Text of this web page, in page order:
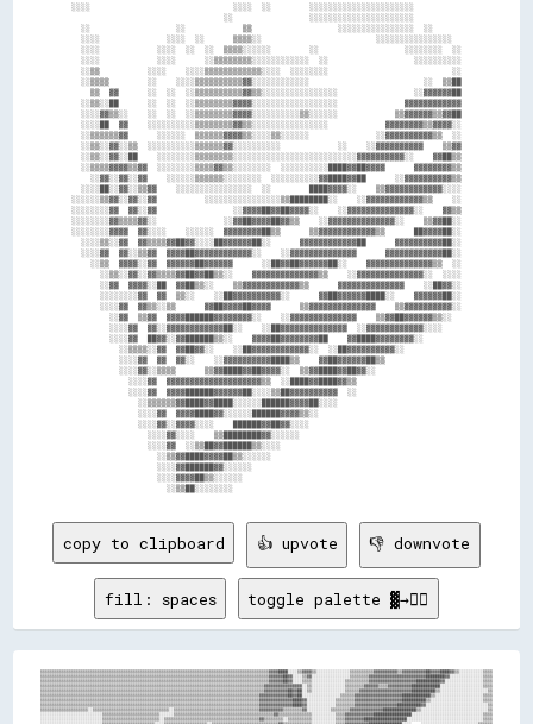
░░░░                              ░░░░  ░░        ░░░░░░░░░░░░░░░░░░░░░░
                                ░░                ░░░░░░░░░░░░░░░░░░░░░░
  ░░                  ░░            ▒▒                  ░░░░░░░░░░░░░░░░  ░░
  ░░░░              ░░░░  ░░      ▒▒▒▒░░                        ░░░░░░░░░░░░░░░░
  ░░░░            ░░░░  ░░  ░░  ▒▒▒▒░░░░░░        ░░                  ░░░░░░░░  ░░
  ░░░░            ░░░░      ░░▒▒▒▒▒▒▒▒░░░░░░░░░░░░  ░░                  ░░░░░░░░░░
  ░░▒▒          ░░░░    ░░░░▒▒▒▒▒▒▒▒▒▒▒▒░░░░  ░░░░░░░░                          ░░
  ░░▒▒▒▒        ░░    ░░░░▒▒▒▒▒▒▒▒▒▒▓▓░░░░░░░░░░░░                        ░░  ▒▒██
    ▒▒  ▓▓      ░░  ░░  ░░▒▒▒▒▒▒▒▒▒▒▓▓▒▒░░░░░░░░░░░░░░░░                ░░▓▓▓▓▓▓██
  ░░▒▒░░██      ░░  ░░  ░░▒▒▒▒▒▒▒▒▓▓▓▓░░░░░░░░░░░░░░░░░░              ▓▓▓▓▓▓▓▓▓▓▓▓
  ░░░░▓▓▒▒░░    ░░  ░░  ░░▒▒▒▒▒▒▒▒▓▓▓▓░░░░░░░░░░▒▒░░░░░░            ▒▒▓▓▓▓▓▓▒▒▓▓██
  ░░░░██  ▓▓    ░░░░░░░░░░▒▒▒▒▒▒▒▒▓▓▒▒░░░░░░░░░░░░░░░░            ▓▓▓▓▓▓▓▓▒▒▓▓▓▓░░
  ░░▒▒▒▒▒▒▓▓      ░░░░░░  ▒▒▒▒▒▒▓▓▓▓▒▒░░░░▒▒░░░░░░              ░░▓▓▓▓▓▓▓▓▓▓▒▒  ░░
  ░░▒▒░░▓▓░░▒▒  ░░░░░░░░░░▒▒▒▒▒▒▓▓░░░░░░░░░░            ░░    ░░▓▓▓▓▓▓▓▓▓▓    ▒▒▓▓
  ░░▒▒░░▓▓░░██    ░░░░░░░░▒▒▒▒▒▒▒▒░░░░░░░░░░░░░░░░░░░░░░░░░░▓▓▓▓▓▓▓▓▓▓░░    ▓▓██▒▒
  ░░▒▒▒▒▓▓▓▓▒▒▓▓  ░░░░░░░░▒▒▒▒▓▓▒▒░░░░░░░░  ░░░░░░░░░░████▓▓██▓▓▓▓      ▓▓▓▓▓▓▓▓▒▒
    ░░▓▓░░▓▓░░▓▓    ░░░░░░▒▒▒▒▒▒░░░░░░░░  ░░░░░░░░░░▓▓████▓▓██      ░░▓▓▓▓▓▓▓▓▓▓▒▒
  ░░░░██░░▓▓░░▒▒▓▓    ░░░░░░░░░░░░░░░░  ░░        ████▓▓▓▓░░    ▒▒▓▓▓▓▓▓▓▓▓▓▓▓░░░░
░░░░░░▒▒▓▓░░▓▓░░▓▓          ░░░░░░░░░░░░░░░░▒▒████████░░    ░░▓▓▓▓▓▓▓▓▓▓▓▓▒▒    ░░
░░░░░░░░▓▓  ▓▓░░▓▓                ░░▓▓▓▓██▓▓██▓▓▓▓░░    ░░▓▓▓▓▓▓▓▓▓▓▓▓▓▓░░    ▓▓▒▒
░░░░░░░░▓▓▒▒▒▒▓▓░░              ░░▓▓██▓▓▓▓██▓▓▒▒    ░░▓▓▓▓▓▓▓▓▓▓▓▓▓▓░░    ▒▒▓▓██░░
░░░░░░░░▓▓▓▓  ▓▓░░░░    ░░░░░░  ▓▓▓▓▓▓▓▓██▒▒      ▒▒▓▓▓▓▓▓▓▓▓▓▓▓▒▒      ██▓▓▓▓██░░
  ░░░░▒▒░░▓▓  ▓▓▒▒▒▒▓▓██▓▓░░░░██▓▓▓▓▓▓██░░      ▓▓▓▓▓▓▓▓▓▓▓▓██      ▓▓▓▓▓▓▓▓▓▓██░░
  ░░░░▓▓  ▓▓░░▒▒▓▓  ▓▓▓▓██▓▓▓▓▓▓▓▓▓▓▓▓░░    ░░▓▓▓▓▓▓▓▓▓▓▓▓▓▓      ▓▓▓▓▓▓▓▓▓▓▓▓██░░
    ░░▒▒  ▓▓▓▓░░▓▓  ▓▓▓▓▓▓██▓▓▓▓▓▓      ░░██▓▓██▓▓▓▓▓▓██░░    ▓▓▓▓▓▓▓▓▓▓▓▓▓▓▒▒  ░░
      ░░▒▒░░▓▓░░▓▓▒▒▒▒▓▓██▓▓██▒▒░░    ▓▓▓▓▓▓▓▓▓▓▓▓▓▓▒▒    ░░▓▓▓▓▓▓▓▓▓▓▓▓▓▓░░  ░░░░
      ░░▓▓  ▓▓▓▓░░██  ▓▓██▒▒░░    ▒▒▓▓▓▓▓▓▓▓▓▓▓▓▒▒      ▓▓▓▓▓▓▓▓▓▓▓▓▓▓    ░░██▓▓░░
      ░░░░░░░░▓▓  ▓▓  ▒▒░░    ░░██▓▓▓▓▓▓▓▓▓▓░░      ▓▓██▓▓▓▓▓▓████░░    ▓▓▓▓▓▓██░░
      ░░░░▓▓  ▓▓▒▒░░▒▒      ▓▓██▓▓▓▓██▓▓▓▓      ▒▒▓▓▓▓▓▓▓▓▓▓▓▓▓▓    ▒▒▓▓▓▓▓▓▓▓▓▓░░
        ░░▓▓  ▒▒▓▓  ▓▓▓▓██████▓▓▓▓▓▓▓▓░░    ░░▓▓▓▓▓▓▓▓▓▓▓▓▓▓    ▒▒▓▓██▓▓▓▓▓▓▒▒░░
        ░░░░▓▓  ▓▓░░▓▓▓▓▓▓▓▓▓▓▓▓██░░    ░░██▓▓▓▓▓▓▓▓▓▓▓▓▓▓  ░░▓▓▓▓▓▓▓▓▓▓▓▓░░░░
        ░░░░▓▓  ██▓▓░░▓▓██████▒▒░░    ▓▓▓▓██▓▓▓▓▓▓▓▓██    ▓▓████▓▓▓▓▓▓▓▓░░
          ░░▒▒▒▒░░▓▓  ▓▓██▓▓░░    ░░██▓▓▓▓▓▓▓▓▓▓▓▓░░  ░░██▓▓▓▓▓▓▓▓▓▓░░
          ░░░░▓▓  ▓▓  ▓▓░░    ░░▓▓▓▓▓▓▓▓▓▓████▒▒    ▓▓██▓▓▓▓▓▓██▒▒
          ░░░░▓▓░░▒▒▒▒      ▒▒▓▓████▓▓██▓▓▓▓░░  ▒▒▓▓████▓▓██▓▓░░
            ░░░░▓▓  ▓▓▓▓▓▓▓▓▓▓▓▓▓▓▓▓▓▓▓▓▒▒  ░░████▓▓████▓▓▒▒
            ░░░░▓▓  ▓▓▓▓██████▓▓▓▓▓▓██░░░░▒▒██▓▓▓▓▓▓▓▓▓▓  ░░
              ░░▒▒▒▒▒▒▓▓████▓▓████░░░░░░██████▓▓▓▓██░░░░
              ░░░░▓▓  ▓▓▓▓████▓▓░░░░░░██████▓▓▓▓▒▒░░
              ░░░░▓▓░░▓▓▓▓░░░░    ██████▓▓██▓▓░░░░
                ░░░░▓▓░░░░    ▒▒████████▓▓░░░░░░
                ░░░░▓▓  ░░▒▒██▓▓██████▒▒░░░░
                  ░░▒▒▓▓████▓▓▓▓██▒▒░░░░░░
                  ░░░░▓▓██████▓▓░░░░░░
                  ░░░░▓▓▓▓██▒▒░░░░░░
copy to clipboard 👍 upvote 👎 downvote
fill: spaces toggle palette ▓→✊🏽
▒▒▒▒▒▒▒▒▒▒▒▒▒▒▒▒▒▒▒▒▒▒▒▒▒▒▒▒▒▒▒▒▒▒▒▒▒▒▒▒▒▒▒▒▒▒▒▒▒▒▒▒▒▒▒▒▒▒▒▒▒▒▒▒▒▒▒▒▒▒▒▒▒▒▒▒▒▒▒▒▒▒▒▒▒▒▒▒▒▒▒▒▒▒▒▒▓▓▓▓████░░░░▒▒▓▓▓▓▒▒░░░░░░░░░░░░░░▒▒▒▒▒▒▒▒▒▒▓▓▓▓▓▓▓▓▓▓▒▒▓▓▓▓▓▓▓▓▓▓██▓▓▓▓████▓▓▒▒░░░░░░░░░░▒▒▒▒
▒▒▒▒▒▒▒▒▒▒▒▒▒▒▒▒▒▒▒▒▒▒▒▒▒▒▒▒▒▒▒▒▒▒▒▒▒▒▒▒▒▒▒▒▒▒▒▒▒▒▒▒▒▒▒▒▒▒▒▒▒▒▒▒▒▒▒▒▒▒▒▒▒▒▒▒▒▒▒▒▒▒▒▒▒▒▒▒▒▒▒▒▒▒▒▒▓▓▓▓▓▓██▓▓░░░░▒▒▓▓░░░░░░░░░░░░░░░░▒▒▒▒▒▒▒▒▓▓▓▓▓▓▓▓▓▓▓▓▓▓▓▓▓▓▓▓▓▓▓▓████████▓▓░░░░░░░░░░░░░░▒▒▒▒
▒▒▒▒▒▒▒▒▒▒▒▒▒▒▒▒▒▒▒▒▒▒▒▒▒▒▒▒▒▒▒▒▒▒▒▒▒▒▒▒▒▒▒▒▒▒▒▒▒▒▒▒▒▒▒▒▒▒▒▒▒▒▒▒▒▒▒▒▒▒▒▒▒▒▒▒▒▒▒▒▒▒▒▒▒▒▒▒▒▒▒▒▒▒▒▒▓▓▓▓▓▓██▓▓░░░░▒▒▒▒░░░░░░░░░░░░░░▒▒▒▒▒▒▒▒▒▒▓▓▓▓▓▓▓▓▓▓▓▓▓▓▓▓▓▓▓▓██████████▓▓░░░░░░░░░░░░░░░░▒▒▒▒
▒▒▒▒▒▒▒▒▒▒▒▒▒▒▒▒▒▒▒▒▒▒▒▒▒▒▒▒▒▒▒▒▒▒▒▒▒▒▒▒▒▒▒▒▒▒▒▒▒▒▒▒▒▒▒▒▒▒▒▒▒▒▒▒▒▒▒▒▒▒▒▒▒▒▒▒▒▒▒▒▒▒▒▒▒▒▒▒▒▒▒▒▒▒▓▓▓▓▓▓▓▓▓▓▓▓▓▓▓▓░░▒▒░░░░░░░░░░░░░░▒▒▒▒▒▒▒▒▓▓▓▓▓▓▒▒▒▒▓▓▓▓▓▓▓▓▓▓████████████░░░░░░░░░░░░░░░░░░▒▒▒▒
▒▒▒▒▒▒▒▒▒▒▒▒▒▒▒▒▒▒▒▒▒▒▒▒▒▒▒▒▒▒▒▒▒▒▒▒▒▒▒▒▒▒▒▒▒▒▒▒▒▒▒▒▒▒▒▒▒▒▒▒▒▒▒▒▒▒▒▒▒▒▒▒▒▒▒▒▒▒▒▒▒▒▒▒▒▒▒▒▒▒▒▒▒▒▓▓▓▓▓▓▓▓▓▓██▓▓██░░▒▒░░░░░░░░░░░░░░▒▒▒▒▒▒▓▓▓▓▓▓▓▓▓▓▓▓▓▓▓▓▓▓▓▓▓▓██████████▒▒░░░░░░░░░░░░░░░░░░░░▒▒
▒▒▒▒▒▒▒▒▒▒▒▒▒▒▒▒▒▒▒▒▒▒▒▒▒▒▒▒▒▒▒▒▒▒▒▒▒▒▒▒▒▒▒▒▒▒▒▒▒▒▒▒▒▒▒▒▒▒▒▒▒▒▒▒▒▒▒▒▒▒▒▒▒▒▒▒▒▒▒▒▒▒▒▒▒▒▒▒▒▒▒▒▓▓▓▓▓▓▓▓▓▓▓▓██▓▓██░░░░░░░░░░░░░░░░▒▒▒▒▒▒▓▓▓▓▓▓▓▓▓▓▓▓▓▓▓▓▓▓▓▓████████████▒▒░░░░░░░░░░░░░░░░░░░░▒▒▒▒
▒▒▒▒▒▒▒▒▒▒▒▒▒▒▒▒▒▒▒▒▒▒▒▒▒▒▒▒▒▒▒▒▒▒▒▒▒▒▒▒▒▒▒▒▒▒▒▒▒▒▒▒▒▒▒▒▒▒▒▒▒▒▒▒▒▒▒▒▒▒▒▒▒▒▒▒▒▒▒▒▒▒▒▒▒▒▒▒▒▒▒▒▓▓▓▓▓▓▓▓▓▓▓▓▓▓████▓▓░░░░░░░░░░░░▒▒▒▒▒▒▒▒▓▓▓▓▓▓▓▓▓▓▓▓▓▓▓▓▓▓▓▓██████████▒▒░░░░░░░░░░░░░░░░░░░░░░▒▒▒▒
▒▒▒▒▒▒▒▒▒▒▒▒▒▒▒▒▒▒▒▒▒▒▒▒▒▒▒▒▒▒▒▒▒▒▒▒▒▒▒▒▒▒▒▒▒▒▒▒▒▒▒▒▒▒▒▒▒▒▒▒▒▒▒▒▒▒▒▒▒▒▒▒▒▒▒▒▒▒▒▒▒▒▒▒▒▒▒▒▒▒▒▒▓▓▓▓▓▓▓▓▓▓▓▓▓▓████▓▓░░░░░░░░░░░░▒▒▒▒▒▒▒▒▓▓▓▓▓▓▓▓▓▓▓▓▓▓▓▓▓▓██████████▓▓░░░░░░░░░░░░░░░░░░░░░░░░░░▒▒
▒▒▒▒▒▒▒▒▒▒▒▒▒▒▒▒▒▒▒▒░░▒▒▒▒▒▒▒▒▒▒▒▒▒▒▒▒▒▒▒▒▒▒▒▒▒▒▒▒▒▒▒▒░░▒▒▒▒▒▒▒▒▒▒▒▒▒▒▒▒▒▒▒▒▒▒▒▒▒▒▒▒▒▒▒▒▒▒▒▒▓▓▓▓▓▓▓▓▓▓▒▒▒▒▒▒▒▒▓▓░░░░░░░░░░▒▒▒▒▒▒▒▒▓▓▓▓▓▓▓▓▓▓▓▓▓▓██████████████▒▒░░░░░░░░░░░░░░░░░░░░░░░░░░░░▒▒
░░░░░░░░░░░░░░░░░░░░░░░░░░▒▒▒▒▒▒▒▒▒▒▒▒▒▒▒▒▒▒▒▒▒▒▒▒░░░░░░▒▒▒▒▒▒▒▒▒▒▒▒▒▒▒▒▒▒▒▒▒▒▒▒▒▒▒▒▒▒▒▒▒▒▒▒▒▒▒▒▒▒▓▓▒▒▒▒▒▒▒▒▒▒▒▒▒▒░░░░░░░░░░▒▒▒▒▓▓▓▓▓▓▓▓▓▓▓▓████████████████░░░░░░░░░░░░░░░░░░░░░░░░░░░░░░▒▒▒▒
░░░░░░░░░░░░░░░░░░░░░░░░░░▒▒▒▒▒▒▒▒▒▒▒▒▒▒▒▒▒▒▒▒▒▒▒▒░░▒▒▒▒▒▒▒▒▒▒▒▒▒▒▒▒▒▒▒▒▒▒▒▒▒▒▒▒▒▒▒▒▒▒▒▒▒▒▒▒▓▓▒▒▒▒▒▒▒▒░░▒▒▒▒▒▒▒▒▒▒░░░░░░░░░░▒▒▒▒▓▓▓▓▓▓▓▓██████████████████░░░░░░░░░░░░░░░░░░░░░░░░░░░░░░░░▒▒▒▒
░░░░░░░░░░░░░░░░░░░░░░░░░░▒▒▒▒▒▒▒▒▒▒▒▒▒▒▒▒▒▒▒▒▒▒░░░░▒▒▒▒▒▒▒▒▒▒▒▒▒▒▒▒▒▒░░▒▒▒▒▒▒▒▒▒▒▒▒▒▒▒▒▒▒▒▒▒▒▒▒▒▒▒▒▓▓▒▒▒▒▒▒▒▒▒▒▒▒░░░░░░░░░░▒▒▒▒▓▓▓▓▓▓▓▓▓▓██████████████░░░░    ░░░░░░░░░░░░░░░░░░░░░░░░▒▒▒▒▒▒
░░░░░░░░░░▒▒▒▒░░░░▒▒▒▒▒▒▒▒▒▒▒▒▒▒▒▒▒▒░░░░░░░░▒▒▒▒▒▒▒▒▒▒▒▒▒▒▒▒▒▒▒▒▒▒▒▒▒▒░░▒▒▒▒▒▒▒▒▒▒▒▒▒▒▒▒▒▒▒▒▒▒▒▒▒▒▒▒▒▒▒▒░░▒▒▒▒▒▒▒▒▒▒░░░░░░░░▒▒▒▒▓▓▓▓▓▓▓▓▓▓████████████▒▒░░░░░░░░░░░░░░░░░░░░░░░░░░░░░░░░▒▒▒▒▒▒
▒▒▒▒░░▒▒▒▒▒▒░░▒▒▒▒▒▒▒▒▒▒▒▒▒▒▒▒▒▒▒▒▒▒▒▒░░░░░░▒▒░░▒▒░░▒▒▒▒░░▒▒▒▒▒▒▒▒▒▒░░░░▒▒▒▒▒▒▒▒▒▒▒▒▒▒▒▒▒▒▒▒▒▒▒▒▒▒▓▓▒▒▒▒░░▒▒▒▒▒▒▒▒▓▓░░▓▓▒▒▒▒▓▓▓▓▓▓▓▓▓▓▓▓██████▓▓▓▓▓▓░░░░░░  ░░░░░░░░░░░░░░░░░░░░░░░░░░▒▒▒▒▒▒▒▒
▒▒▒▒▒▒▒▒▒▒▒▒▒▒▒▒▒▒▒▒▒▒▒▒▒▒▒▒▒▒▒▒▒▒░░▒▒░░░░░░░░░░░░░░▒▒░░░░▒▒▒▒▒▒▒▒▒▒░░▒▒▒▒▒▒▒▒▒▒▒▒▒▒▒▒▒▒▒▒▒▒▒▒▒▒▒▒▒▒▓▓▒▒▒▒▒▒▒▒▒▒▒▒▓▓▒▒▓▓▒▒▒▒▓▓▓▓▓▓▓▓▓▓▓▓▓▓██▓▓▓▓▓▓░░░░░░    ░░░░░░░░░░░░░░░░░░░░░░░░░░▒▒▒▒▒▒▒▒
▒▒▒▒▒▒▒▒▒▒▒▒▒▒▒▒▒▒▒▒▒▒▒▒▒▒▒▒▒▒▒▒▒▒▒▒▒▒░░░░░░░░░░░░░░░░░░░░░░▒▒▒▒▒▒▒▒▒▒▒▒▒▒▒▒▒▒▒▒▒▒▒▒▒▒▒▒▒▒▒▒▒▒▒▒▒▒▒▒▓▓▓▓▒▒░░▒▒▒▒▒▒▒▒▓▓▒▒▒▒▒▒▒▒▓▓▓▓▓▓▓▓▓▓▓▓▓▓████░░░░░░░░░░░░░░░░░░░░░░░░░░░░░░░░░░░░░░▒▒▒▒▒▒▒▒
▒▒▒▒▒▒▒▒▒▒▒▒▒▒▒▒▒▒▒▒▒▒▒▒▒▒▒▒▒▒▒▒▒▒▒▒▒▒░░░░░░░░░░░░░░░░░░░░░░▒▒▒▒▒▒▒▒▒▒▒▒░░▒▒▒▒▒▒▒▒▒▒▒▒▒▒▒▒▒▒▒▒▒▒▒▒▒▒▒▒▓▓▓▓░░▒▒▒▒▒▒▒▒▓▓░░▓▓▒▒▒▒▓▓▓▓▓▓▓▓▓▓▓▓▓▓▓▓▒▒░░░░░░░░░░░░░░░░░░░░░░░░░░░░░░░░░░░░▒▒▒▒▒▒▒▒▒▒
▒▒▒▒▒▒▒▒▒▒▒▒▒▒▒▒▒▒▒▒▒▒▒▒▒▒▒▒▒▒▒▒▒▒▒▒░░░░░░░░░░░░░░░░░░░░░░░░░░▒▒▒▒▒▒▒▒░░░░▒▒▒▒▒▒▒▒▒▒▒▒▒▒▒▒▒▒▒▒▒▒▒▒▒▒▒▒▓▓▓▓▒▒░░▒▒▒▒▒▒▓▓░░▓▓▒▒▒▒▒▒▓▓▓▓▓▓▓▓▓▓▓▓▒▒░░░░░░░░░░░░░░░░░░░░░░░░░░░░░░░░░░░░▒▒▒▒▒▒▒▒▒▒▓▓
▒▒▒▒▒▒▒▒▒▒▒▒▒▒▒▒▒▒▒▒▒▒▒▒▒▒▒▒▒▒▒▒▒▒▒▒░░░░░░░░░░░░░░░░░░░░░░░░░░▒▒▒▒▒▒▒▒▒▒░░░░▒▒▒▒▒▒▒▒▒▒▒▒▒▒░░▒▒▒▒▒▒▒▒▒▒▒▒▓▓▓▓░░▒▒▒▒▒▒▒▒▓▓▓▓▒▒▒▒▒▒▓▓▓▓▓▓▓▓▓▓▒▒░░░░░░░░░░░░░░░░░░░░░░░░░░░░░░░░░░▒▒▒▒▒▒▒▒▒▒▒▒▓▓▓▓
▒▒▒▒▒▒▒▒▒▒▒▒▒▒▒▒▒▒▒▒▒▒▒▒▒▒▒▒▒▒▒▒▒▒▒▒░░░░░░░░░░░░░░░░░░░░░░░░░░▒▒▒▒▒▒▒▒▒▒░░▒▒▒▒▒▒▒▒▒▒▒▒▒▒▒▒░░░░▒▒▒▒▒▒▒▒▒▒▓▓▓▓░░▒▒▒▒▒▒▒▒▓▓▒▒▓▓▒▒▒▒▒▒▓▓▓▓▓▓▒▒░░░░░░░░░░░░░░░░░░░░░░░░░░░░░░░░░░▒▒▒▒▒▒▒▒▒▒▒▒▓▓████
▒▒░░▒▒▒▒▒▒▒▒▒▒░░▒▒▒▒▒▒▒▒▒▒░░░░▒▒▒▒▒▒░░░░░░░░░░░░░░░░░░░░░░░░░░░░▒▒▒▒▒▒▒▒▒▒▒▒▒▒▒▒▒▒▒▒▒▒▒▒▒▒▒▒░░▒▒▒▒▒▒▒▒▒▒▓▓▓▓▒▒▒▒▒▒▒▒▒▒▒▒▒▒▓▓░░▒▒▒▒▓▓▓▓▓▓░░░░░░░░░░░░░░░░░░░░░░░░░░░░░░░░▒▒▒▒▒▒▒▒▒▒▒▒▒▒▓▓██████
▒▒▒▒▒▒▒▒▒▒▒▒▒▒▒▒▒▒▒▒▒▒░░░░░░░░▒▒▒▒▒▒░░░░░░░░░░░░░░░░░░░░░░░░░░░░░░▒▒▒▒▒▒▒▒▒▒▒▒▒▒▒▒▒▒▒▒▒▒▒▒▒▒░░░░▒▒▒▒▒▒▒▒▓▓▓▓▓▓░░▒▒▒▒▒▒▒▒▓▓▓▓▒▒▒▒▒▒▒▒▓▓▒▒░░░░░░░░░░░░░░░░░░░░░░░░░░░░░░░░▒▒▒▒▒▒▒▒▒▒▓▓▓▓████████
▒▒▒▒▒▒▒▒▒▒▒▒▒▒▒▒▒▒▒▒▒▒▒▒▒▒▒▒▒▒▒▒▒▒▒▒▒▒░░░░▒▒▒▒░░░░      ░░░░░░░░░░░░▒▒▒▒▒▒▒▒░░▒▒▒▒▒▒▒▒▒▒▒▒▒▒▒▒░░░░▒▒▒▒▒▒▓▓▓▓▓▓░░▒▒▒▒▒▒▒▒▓▓▒▒▓▓▒▒▒▒▒▒▓▓▒▒░░░░░░░░░░░░░░░░░░░░░░░░░░░░▒▒▒▒▒▒▒▒▒▒▓▓▓▓████████████
▒▒▒▒▒▒▒▒▒▒▒▒▒▒▒▒▒▒▒▒▒▒▒▒▒▒▒▒▒▒▒▒▒▒▒▒▒▒▒▒▒▒░░░░          ░░░░░░░░░░░░░░▒▒▒▒▒▒▒▒▒▒▒▒▒▒▒▒▒▒▒▒▒▒▒▒░░░░▒▒▒▒▒▒▓▓▓▓▓▓▒▒░░▒▒▒▒▒▒▒▒▒▒▓▓▒▒▒▒▒▒▓▓▒▒░░░░▒▒░░░░░░░░░░░░░░░░▒▒▒▒▒▒▒▒▒▒▒▒▒▒▓▓▓▓██████████████
▒▒▒▒▒▒▒▒▒▒▒▒▒▒▒▒▒▒▒▒▒▒▒▒░░▒▒▒▒▒▒▒▒▒▒▒▒░░░░                ░░░░░░░░░░░░▒▒▒▒▒▒░░▒▒░░▒▒▒▒▒▒▒▒▒▒░░░░░░░░▒▒▒▒▒▒▓▓▓▓▓▓░░▒▒▒▒▒▒▒▒▓▓▒▒▒▒▒▒▒▒▒▒▒▒░░░░░░░░░░░░░░░░░░▒▒▒▒▒▒▒▒▒▒▒▒▒▒▓▓▓▓████████████████▓▓
▒▒▒▒▒▒▒▒▒▒▒▒▒▒▒▒▒▒▒▒▒▒▒▒▒▒▒▒▒▒░░▒▒▒▒░░░░                    ░░░░░░░░░░░░▒▒▒▒▒▒▒▒▒▒░░▒▒▒▒▒▒▒▒░░░░░░░░▒▒▒▒▒▒▓▓████▒▒▒▒▒▒▒▒▒▒▒▒▒▒▓▓▒▒▒▒▒▒▒▒▒▒░░░░░░▒▒▒▒▒▒▒▒▒▒▒▒▒▒▒▒▒▒▓▓▓▓▓▓████████████████▓▓▓▓▒▒
▒▒▒▒▒▒▒▒▒▒▒▒▒▒▒▒▒▒▒▒░░░░░░░░░░░░▒▒░░░░                      ░░░░░░░░░░░░░░▒▒▒▒▒▒░░▒▒▒▒▒▒▒▒▒▒▒▒░░▒▒░░░░▒▒▒▒▓▓████▓▓░░░░▒▒▒▒▒▒▒▒▓▓▒▒▒▒▒▒▒▒▒▒░░░░░░▒▒▒▒▒▒▒▒▒▒▒▒▒▒▒▒▓▓▓▓████████████████▓▓▓▓▒▒▒▒▒▒
▒▒▒▒▒▒▒▒▒▒▒▒▒▒░░▒▒▒▒░░░░░░░░░░▒▒░░░░░░                        ░░░░░░░░░░░░▒▒▒▒░░░░░░░░▒▒▒▒▒▒▒▒░░▒▒▒▒░░░░▒▒▓▓▓▓████░░▒▒▒▒▒▒▒▒▓▓▒▒▒▒▒▒▒▒▒▒▓▓▒▒▒▒░░░░▒▒▒▒▒▒▒▒▒▒▒▒▓▓▓▓████████████████▓▓▓▓▒▒▒▒▒▒░░
▒▒░░░░░░░░▒▒▒▒░░░░░░░░░░░░▒▒▒▒▒▒░░░░                          ░░░░░░░░░░░░░░▒▒░░░░░░░░▒▒▒▒▒▒▒▒▒▒░░▒▒░░░░▒▒▒▒▓▓▓▓██░░░░▒▒▒▒▒▒▒▒▒▒▒▒▒▒▒▒▒▒▓▓▓▓▒▒▒▒▒▒▒▒▒▒▒▒▒▒▒▒▓▓▓▓██████████████▓▓▓▓▒▒▒▒▒▒░░░░░░
▒▒▒▒▒▒▒▒▒▒▒▒▒▒▒▒▒▒▒▒▒▒▒▒▒▒▒▒▒▒░░░░                              ░░░░░░░░░░░░▒▒▒▒░░░░░░░░▒▒▒▒▒▒▒▒▒▒▒▒░░░░░░▒▒▓▓▓▓██▒▒░░▒▒▒▒▒▒▒▒▒▒▓▓▒▒▒▒▒▒▓▓▓▓▓▓▒▒▒▒▒▒▒▒▒▒▒▒▓▓██████▓▓▓▓▓▓▓▓▓▓▒▒▒▒▒▒░░░░░░░░░░░░
▒▒▒▒▒▒▒▒▒▒▒▒▒▒▒▒▒▒▒▒▒▒▒▒▒▒▒▒▒▒░░░░                              ░░░░░░░░░░░░░░▒▒▒▒░░░░▒▒░░▒▒▒▒▒▒▒▒▒▒▒▒▒▒░░▒▒▒▒▓▓▓▓▓▓░░░░▒▒▒▒▒▒▓▓▒▒▒▒▒▒▒▒▓▓▓▓▓▓▓▓▓▓▓▓▓▓▓▓██▓▓▓▓▓▓▓▓▒▒▒▒▒▒▒▒▒▒▒▒░░░░░░░░░░░░░░░░
▒▒▒▒▒▒▒▒▒▒▒▒▒▒▒▒▒▒▒▒▒▒▒▒▒▒▒▒▒▒░░░░                                ░░░░░░░░░░░░░░▒▒▒▒░░░░░░▒▒▒▒▒▒▒▒▒▒▒▒░░░░░░▒▒▒▒▓▓▓▓░░░░▒▒▒▒▒▒▒▒░░▒▒▒▒▒▒▓▓▓▓▓▓▓▓▓▓██▓▓▒▒▒▒▒▒▒▒▒▒▒▒▒▒▒▒▒▒░░░░░░░░░░░░░░░░░░░░░░
▒▒▒▒▒▒▒▒▒▒▒▒▒▒▒▒▒▒▒▒▒▒▒▒▒▒▒▒▒▒░░░░                                  ░░░░░░░░░░░░▒▒▒▒▒▒░░░░▒▒▒▒▒▒▒▒▒▒▒▒▒▒▒▒▒▒▒▒▒▒▒▒▓▓░░▒▒▒▒▒▒▒▒▒▒▒▒▒▒▒▒▒▒▓▓▓▓▓▓▓▓▓▓▓▓▒▒▒▒▒▒▒▒░░░░░░░░░░░░░░░░░░░░░░░░░░░░░░░░░░
▒▒▒▒▒▒▒▒▒▒▒▒▒▒▒▒▒▒▒▒▒▒▒▒▒▒▒▒▒▒░░░░                                  ░░░░░░░░░░░░░░▒▒▒▒▒▒▒▒▒▒▒▒▒▒▒▒▒▒▒▒▒▒▒▒▒▒▒▒▒▒▒▒▓▓▒▒▒▒▒▒▒▒▒▒▒▒▒▒▒▒▒▒▓▓▓▓▓▓▓▓▓▓▓▓▒▒░░▒▒▒▒░░░░░░░░░░░░░░░░░░░░░░░░░░░░░░░░░░░░
▒▒▒▒▒▒▒▒▒▒▒▒▒▒▒▒▒▒▒▒▒▒▒▒▒▒▒▒▒▒▒▒░░░░                                  ░░░░░░░░░░░░▒▒▒▒▒▒▒▒▒▒▒▒▒▒▒▒▒▒▒▒▒▒▒▒▒▒▒▒▒▒▒▒▓▓▓▓▒▒▒▒▒▒▒▒▒▒▓▓░░▒▒▓▓▓▓▓▓▓▓▓▓▓▓░░░░░░░░▒▒░░░░░░░░░░░░░░░░░░░░░░░░░░░░░░░░▒▒
▒▒▒▒▒▒▒▒▒▒▒▒▒▒▒▒▒▒▒▒▒▒▒▒▒▒▒▒▒▒▒▒▒▒░░                                    ░░░░░░░░░░▒▒▒▒▒▒▒▒▒▒▒▒▒▒▒▒▒▒▒▒▒▒▒▒▒▒▒▒▒▒▒▒▒▒▓▓▒▒▒▒▒▒▒▒▒▒▒▒░░▓▓▓▓▓▓▓▓▓▓▓▓▓▓░░░░░░░░▒▒▒▒░░░░░░░░░░░░░░░░░░░░░░░░░░░░▒▒▒▒
▒▒▒▒▒▒░░░░░░▒▒▒▒▒▒▒▒▒▒▒▒▒▒▒▒▒▒▒▒▒▒▒▒░░                                  ░░░░░░░░░░▒▒▒▒▒▒▒▒▒▒▒▒▒▒▒▒▒▒▒▒▒▒▒▒▒▒▒▒▒▒▒▒▒▒▓▓▒▒▒▒▒▒▒▒▒▒▒▒▒▒░░▓▓▓▓▓▓▓▓▓▓▓▓▒▒▒▒░░░░░░▒▒▒▒░░░░░░░░░░░░▒▒▒▒▒▒▒▒▒▒▒▒▒▒▒▒▒▒
▒▒▒▒▒▒▒▒▒▒▒▒▒▒▒▒░░░░▒▒▒▒▒▒▒▒▒▒▒▒▒▒▒▒▒▒░░░░                                ░░░░░░░░▒▒▒▒▒▒▒▒▒▒▒▒▒▒▒▒▒▒▒▒▒▒▒▒▒▒▒▒▒▒▒▒▒▒▒▒▓▓▒▒▒▒▒▒▒▒▒▒▓▓░░▓▓▓▓▓▓▓▓▓▓▓▓▒▒▒▒▒▒░░░░▒▒▒▒▒▒▒▒▒▒▒▒▒▒▒▒▒▒▒▒▒▒▒▒▒▒▒▒▒▒▒▒▒▒
▒▒▒▒▒▒▒▒▒▒▒▒▒▒▒▒▒▒▒▒▒▒▒▒▒▒▒▒▒▒▒▒▒▒▒▒▒▒▒▒░░░░                                ░░░░░░▒▒▒▒▒▒▒▒▒▒▒▒▒▒▒▒▒▒▒▒▒▒▒▒▒▒▒▒▒▒▒▒▒▒▒▒▓▓▒▒▒▒▒▒▒▒▒▒▓▓░░▓▓▓▓▓▓▓▓▓▓▓▓▓▓▒▒▒▒▒▒▒▒▒▒▒▒▒▒▒▒▒▒▒▒▒▒▒▒▒▒▒▒▒▒▒▒▒▒▒▒▒▒▒▒▒▒
▒▒▒▒▒▒▒▒▒▒▒▒▒▒▒▒▒▒▒▒▒▒▒▒▒▒▒▒▒▒▒▒▒▒▒▒▒▒▒▒▒▒░░░░                              ░░░░░░▒▒▒▒▒▒▒▒▒▒▒▒▒▒▒▒▒▒▒▒▒▒▒▒▒▒▒▒▒▒▒▒▒▒▒▒▒▒▒▒▒▒▒▒▒▒▒▒▓▓▒▒▒▒▓▓▓▓▓▓▓▓▓▓▓▓▓▓▓▓▒▒▒▒▒▒▒▒▒▒▒▒▒▒▒▒▒▒▒▒▒▒▒▒▒▒▒▒▒▒▓▓▓▓▓▓▓▓
▒▒▒▒▒▒▒▒▒▒▒▒▒▒▒▒▒▒▒▒▒▒▒▒▒▒▒▒▒▒▒▒▒▒▒▒▒▒▒▒▒▒▒▒▒▒░░░░░░                          ░░░░░░▒▒▒▒▒▒▒▒▒▒▒▒▒▒▒▒▒▒▒▒▒▒▒▒▒▒▒▒▒▒▒▒▒▒▒▒▓▓▒▒▒▒▒▒▒▒▓▓▓▓  ██▓▓▓▓▓▓▓▓████████▓▓▓▓▓▓▓▓▓▓▒▒▒▒▒▒▒▒▓▓▓▓▓▓▓▓██████████
▒▒▒▒▒▒▒▒▒▒░░░░▒▒▒▒▒▒▒▒▒▒▒▒▒▒▒▒▒▒▒▒▒▒▒▒▒▒▒▒▒▒▒▒▒▒▒▒░░░░░░░░                      ░░▒▒▒▒▒▒▒▒▒▒▒▒▒▒▒▒▒▒▒▒▒▒▒▒▒▒▒▒▒▒▒▒▒▒▒▒▒▒▓▓▒▒▒▒▒▒▒▒▓▓▓▓░░▓▓▓▓▓▓▓▓▓▓██████████████▓▓▓▓▓▓▓▓▓▓▓▓██████████████████
░░░░▒▒▒▒▒▒▒▒▒▒░░▒▒▒▒▒▒▒▒▒▒▒▒▒▒▒▒▒▒▒▒▒▒▒▒▒▒▒▒▒▒▒▒▒▒▒▒▒▒▒▒░░░░░░░░              ░░░░▒▒▒▒▒▒▒▒▒▒▒▒▒▒▒▒▒▒▒▒▒▒▒▒▒▒▒▒▒▒▒▒▒▒▒▒▒▒▒▒▓▓▒▒▒▒▓▓▓▓▓▓▓▓░░▓▓▓▓██████▓▓▓▓▓▓▓▓██████████████▓▓▓▓▓▓████▓▓▓▓▓▓▓▓██
▒▒░░░░░░░░▒▒▒▒░░▒▒▒▒▒▒▒▒▒▒▒▒▒▒▒▒▒▒░░▒▒▒▒░░░░░░▒▒▒▒▒▒▒▒▒▒▒▒▒▒▒▒▒▒▒▒▒▒░░░░░░▒▒▒▒▒▒▒▒▓▓▒▒▒▒▒▒▒▒▒▒▒▒▒▒▒▒▒▒▒▒▒▒▒▒▒▒▒▒▒▒▒▒▒▒▒▒▒▒▓▓▒▒▒▒▓▓▓▓▓▓▓▓░░██████▓▓▓▓▓▓▓▓▓▓▓▓▓▓▓▓▓▓▓▓▓▓▓▓▓▓▓▓▓▓▓▓▓▓▓▓▓▓▓▓▓▓▓▓▓▓
▒▒▒▒▒▒▒▒▒▒░░▒▒▒▒▒▒▒▒▒▒▒▒▒▒▒▒▒▒▒▒▒▒░░░░▒▒▒▒▒▒▒▒▒▒▒▒▒▒▒▒▒▒▒▒▒▒▒▒▒▒▒▒▒▒▒▒▒▒▓▓▓▓▓▓▓▓▓▓▓▓▓▓▒▒▒▒▒▒▒▒▒▒▒▒▒▒▒▒▒▒▒▒▒▒▒▒▒▒▒▒▒▒▒▒▓▓▓▓▓▓▓▓▓▓▓▓▓▓▓▓▓▓▒▒▓▓▓▓▓▓▓▓▓▓▓▓▓▓▓▓▓▓▓▓▓▓▓▓▓▓▓▓▓▓▓▓▓▓▓▓▓▓▓▓▓▓▓▓▓▓▓▓▓▓▓▓
▒▒▒▒▒▒▒▒▒▒▒▒▒▒░░▒▒▒▒▒▒▒▒▒▒▒▒▒▒▒▒▒▒░░░░▒▒▒▒▒▒▒▒▒▒▒▒▒▒▒▒▒▒▒▒▒▒▒▒▒▒▒▒▒▒▒▒▒▒▒▒▓▓▓▓▓▓▒▒▒▒▒▒▒▒▒▒▒▒▓▓▓▓▓▓▓▓▒▒▒▒▒▒▓▓▓▓▓▓▓▓▓▓▓▓▓▓▓▓▓▓▓▓▓▓▓▓▓▓▓▓▓▓▓▓░░▓▓▓▓▓▓▓▓▓▓▓▓▓▓▓▓▓▓▓▓▓▓▓▓▓▓▓▓▓▓▓▓▓▓▓▓▓▓▓▓▓▓▓▓▓▓▓▓▓▓
░░░░▒▒▒▒▒▒▒▒▒▒▒▒░░▒▒▒▒▒▒▒▒▒▒▒▒▒▒▒▒▒▒▒▒░░▒▒▒▒▒▒▒▒▒▒▒▒▒▒▒▒▒▒▒▒▒▒▒▒▒▒▒▒▒▒▒▒▒▒▒▒▒▒▒▒▒▒▒▒▒▒▒▒▒▒▒▒▒▒▓▓▓▓▓▓▓▓▓▓▓▓▓▓▓▓▓▓▓▓▓▓▓▓▓▓▓▓▓▓▓▓▒▒▒▒▒▒▒▒▒▒▒▒░░▓▓▓▓▓▓▓▓▓▓▓▓▓▓▓▓▓▓▓▓▓▓▒▒▒▒▒▒▒▒▒▒▓▓▓▓▓▓▓▓▓▓▓▓▓▓▓▓▓▓
▒▒░░░░▒▒▒▒▒▒▒▒░░░░░░▒▒▒▒▒▒▒▒▒▒▒▒▒▒▒▒▒▒▒▒▒▒▒▒▒▒▒▒▒▒▒▒▒▒▒▒▒▒▒▒▒▒▒▒▒▒▒▒▒▒▒▒▒▒▒▒▒▒▒▒▒▒▒▒▒▒▒▒▒▒▒▒▒▒▒▒▒▒▒▒▒▒▒▒▒▒▒▒▒▒▒▒▒▒▒▒▒▒▒▒▒▒▒▒▒▒▒▒▒▒▒▒▒▒▒▒▒▒▒▒▓▓▓▓▓▓▓▓▓▓▓▓▓▓▓▓▓▓▓▓▒▒▒▒▒▒▒▒▒▒▒▒▓▓▒▒▒▒▒▒▒▒▒▒▒▒▒▒▒▒
▒▒▒▒░░░░░░▒▒▒▒▒▒░░▒▒▒▒▒▒▒▒▒▒▒▒▒▒▒▒▒▒▒▒▒▒▒▒▒▒▒▒▒▒▒▒▒▒▒▒▒▒▒▒▒▒▒▒▒▒▒▒▒▒▒▒▒▒▒▒▒▒▒▒▒▒▒▒▒▒▒▒▒▒▒▒▒▒▒▒▒▒▒▒▒▒▒▒▒▒▒▒▒▒▒▒▒▒▒▒▒▒▒▒▒▒▒▒▒▒▒▒▒▒▒▒▒▒▒▒▒▒▒▒▒▒▒▒▓▓▓▓▓▓▓▓▒▒▒▒▒▒▒▒▒▒▒▒▒▒▒▒▒▒▒▒▒▒▒▒▒▒▒▒▒▒▒▒▒▒▒▒▒▒▒▒
▒▒▒▒░░░░░░▒▒▒▒▒▒░░░░▒▒▒▒▒▒▒▒░░▒▒▒▒▒▒░░░░▒▒▒▒▒▒▒▒▒▒▒▒▒▒▒▒▒▒▒▒▒▒▒▒▒▒▒▒▒▒▒▒▒▒▒▒▒▒▒▒▒▒▒▒▒▒▒▒▒▒▒▒▒▒▒▒▒▒▒▒▒▒▒▒▒▒▒▒▒▒▒▒▒▒▒▒▒▒▒▒▒▒▒▒▒▒▒▒▒▒▒▒▒▒▒▒▒▒▒▒▒▒▓▓▓▓▒▒▒▒▒▒▒▒▒▒▒▒▒▒▒▒▒▒▒▒▒▒▒▒▒▒▒▒▒▒▒▒▒▒▒▒▒▒▒▒▒▒▒▒
▒▒▒▒▒▒░░░░░░▒▒▒▒░░░░░░▒▒▒▒▒▒░░▒▒▒▒▒▒░░▒▒▒▒▒▒▒▒▒▒▒▒▒▒▒▒▒▒▒▒▒▒▒▒▒▒▒▒▒▒▒▒▒▒▒▒▒▒▒▒▒▒▒▒▒▒▒▒▒▒▒▒▒▒▒▒▒▒▒▒▒▒▒▒▒▒▒▒▒▒▒▒▒▒▒▒▒▒▒▒▒▒▒▒▒▒░░▒▒▒▒▒▒▒▒▒▒▒▒▒▒▒▒▓▓▒▒▒▒▒▒▒▒▒▒▒▒▒▒▒▒▒▒▒▒▒▒▒▒▒▒▒▒▒▒▒▒▒▒▒▒▒▒▒▒▒▒▒▒▒▒
▒▒▒▒▒▒░░░░░░▒▒▒▒░░░░░░▒▒▒▒░░░░▒▒▒▒▒▒░░▒▒▒▒▒▒▒▒▒▒▒▒▒▒▒▒▒▒▒▒▒▒▒▒▒▒▒▒▒▒▒▒▒▒▒▒▒▒▒▒░░░░▒▒▒▒▒▒▒▒▒▒▒▒▒▒▒▒▒▒▒▒▒▒▒▒▒▒▒▒▒▒▒▒▒▒▒▒▒▒▒▒▒▒░░▒▒░░▒▒▒▒▒▒▒▒▒▒▒▒▒▒▒▒▒▒▒▒▒▒▒▒▒▒▒▒▒▒▒▒▒▒▒▒▒▒▒▒▒▒▒▒▒▒▒▒▒▒▒▒▒▒▒▒▒▒▒▒
▒▒▒▒░░░░░░░░░░▒▒░░░░░░░░░░░░░░▒▒▒▒░░░░▒▒▒▒▒▒▒▒▒▒▒▒▒▒▒▒▒▒▒▒▒▒▒▒▒▒▒▒▒▒